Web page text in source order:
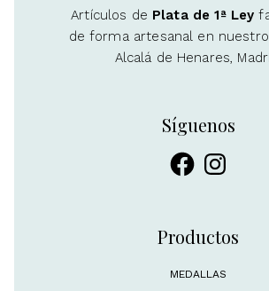
Artículos de Plata de 1ª Ley
de forma artesanal en
Alcalá de Henares,
Síguenos
FacebookInstagram
Productos
MEDALLAS